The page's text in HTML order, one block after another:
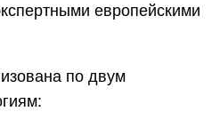
европейскими
по двум